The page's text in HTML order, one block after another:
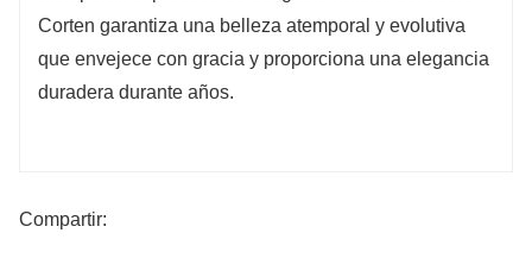
Corten garantiza una belleza atemporal y evolutiva
que envejece con gracia y proporciona una elegancia
duradera durante años.
Compartir: